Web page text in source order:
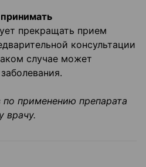
прекращать прием
консультации
случае может
применению препарата
врачу.